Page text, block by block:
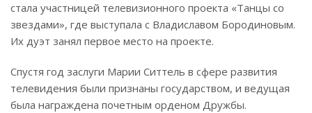
стала участницей телевизионного проекта «Танцы со
звездами», где выступала с Владиславом Бородиновым.
Их дуэт занял первое место на проекте.
Спустя год заслуги Марии Ситтель в сфере развития
телевидения были признаны государством, и ведущая
была награждена почетным орденом Дружбы.